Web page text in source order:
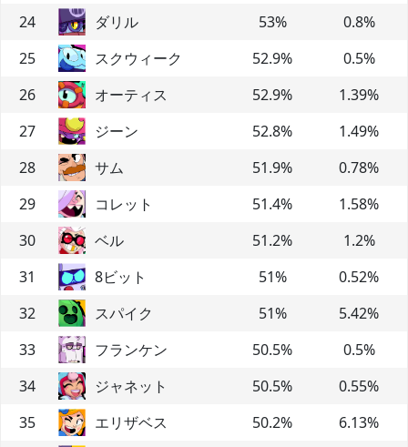
24 ダリル 53% 0.8%
25
スクウィーク 52.9% 0.5%
26
オーティス 52.9% 1.39%
27
ジーン 52.8% 1.49%
28
サム 51.9% 0.78%
29
コレット 51.4% 1.58%
30
ベル 51.2% 1.2%
31
8ビット 51% 0.52%
32
スパイク 51% 5.42%
33
フランケン 50.5% 0.5%
34
ジャネット 50.5% 0.55%
35
エリザベス 50.2% 6.13%